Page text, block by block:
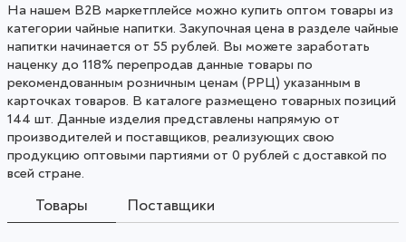
На нашем B2B маркетплейсе можно купить оптом товары из
категории чайные напитки. Закупочная цена в разделе чайные
напитки начинается от 55 рублей. Вы можете заработать
наценку до 118% перепродав данные товары по
рекомендованным розничным ценам (РРЦ) указанным в
карточках товаров. В каталоге размещено товарных позиций
144 шт. Данные изделия представлены напрямую от
производителей и поставщиков, реализующих свою
продукцию оптовыми партиями от 0 рублей с доставкой по
всей стране.
Товары Поставщики